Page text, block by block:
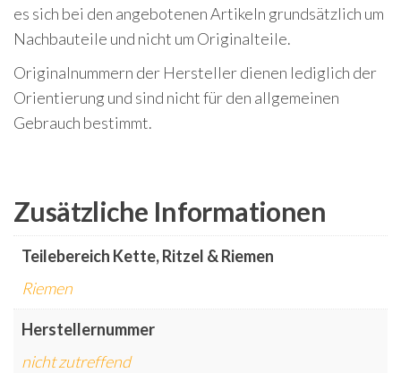
es sich bei den angebotenen Artikeln grundsätzlich um
Nachbauteile und nicht um Originalteile.
Originalnummern der Hersteller dienen lediglich der
Orientierung und sind nicht für den allgemeinen
Gebrauch bestimmt.
Zusätzliche Informationen
Teilebereich Kette, Ritzel & Riemen
Riemen
Herstellernummer
nicht zutreffend